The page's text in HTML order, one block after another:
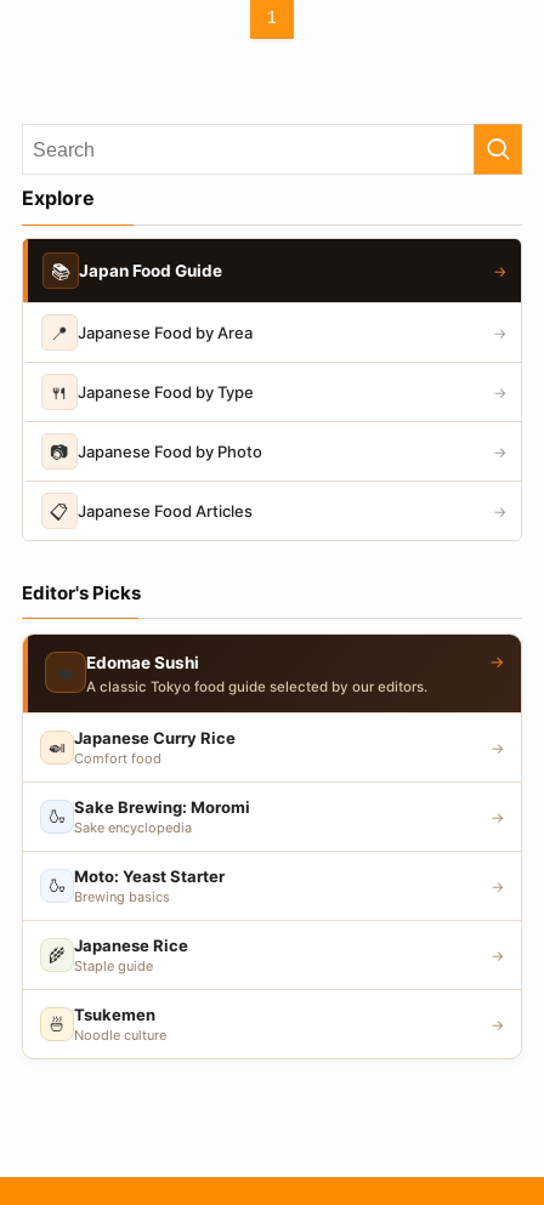
1
Explore
📚 Japan Food Guide →
📍 Japanese Food by Area →
🍴 Japanese Food by Type →
📷 Japanese Food by Photo →
📋 Japanese Food Articles →
Editor's Picks
🍣 Edomae Sushi
A classic Tokyo food guide selected by our editors.
→
🍛 Japanese Curry Rice
Comfort food
→
🍶 Sake Brewing: Moromi
Sake encyclopedia
→
🍶 Moto: Yeast Starter
Brewing basics
→
🌾 Japanese Rice
Staple guide
→
🍜 Tsukemen
Noodle culture
→